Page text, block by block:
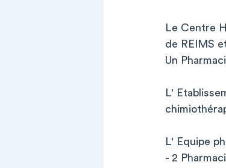
Le Centre
de REIMS
Un
L'
L' Equipe
- 2